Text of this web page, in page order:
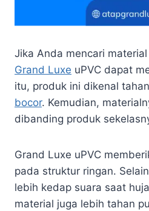
Jika Anda mencari
Grand Luxe uPVC dapat
itu, produk ini dikenal
bocor. Kemudian,
dibanding produk
Grand Luxe uPVC
pada struktur ringan.
lebih kedap suara saat
material juga lebih tahan